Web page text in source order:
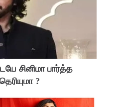
சினிமா பார்த்த
?